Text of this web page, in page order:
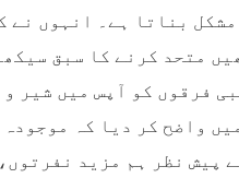
بناتا ہے۔ انہوں
متحد کرنے کا سبق
فرقوں کو آپس میں شیر
واضح کر دیا کہ
پیش نظر ہم مزید